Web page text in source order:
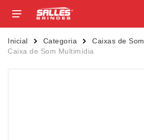
Inicial Categoria
Caixas de Som
Caixa de Som Multimídia